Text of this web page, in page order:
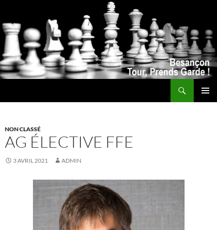
NON CLASSÉ
AG ÉLECTIVE FFE
3 AVRIL 2021 ADMIN